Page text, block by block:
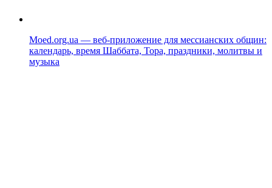
Moed.org.ua — веб-приложение для мессианских общин:
календарь, время Шаббата, Тора, праздники, молитвы и
музыка